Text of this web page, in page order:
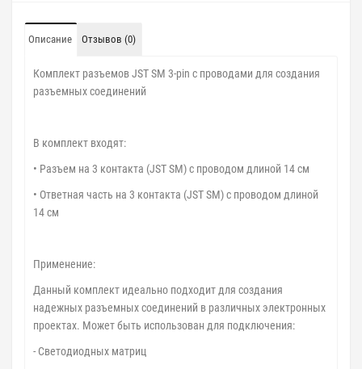
Описание Отзывов (0)
Комплект разъемов JST SM 3-pin с проводами для создания
разъемных соединений
В комплект входят:
• Разъем на 3 контакта (JST SM) с проводом длиной 14 см
• Ответная часть на 3 контакта (JST SM) с проводом длиной
14 см
Применение:
Данный комплект идеально подходит для создания
надежных разъемных соединений в различных электронных
проектах. Может быть использован для подключения:
- Светодиодных матриц